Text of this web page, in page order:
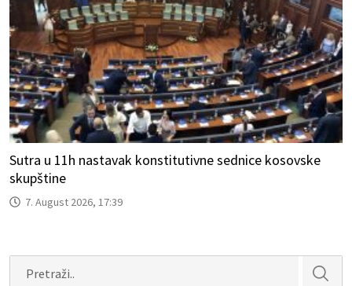
Sutra u 11h nastavak konstitutivne sednice kosovske
skupštine
7. August 2026, 17:39